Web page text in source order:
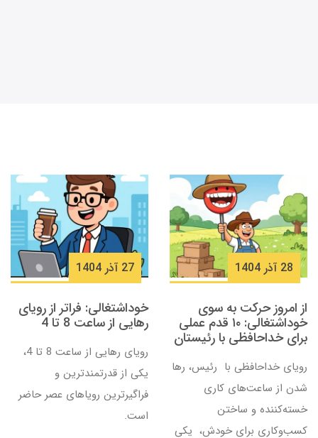
28 آذر 1404
از امروز حرکت به سوی
خوداشتغالی: ۱۰ قدم عملی
برای خداحافظی با رئیستان
رویای خداحافظی با رئیس، رها
شدن از ساعت‌های کاری
خسته‌کننده و ساختن
کسب‌وکاری برای خودش، یکی
27 آذر 1404
خوداشتغالی: فراتر از رویای
رهایی از ساعت 8 تا 4
رویای رهایی از ساعت 8 تا 4،
یکی از قدرتمندترین و
فراگیرترین رویاهای عصر حاضر
است.